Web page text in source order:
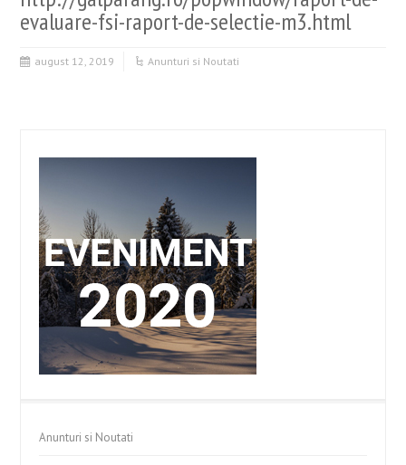
evaluare-fsi-raport-de-selectie-m3.html
august 12, 2019 Anunturi si Noutati
Anunturi si Noutati